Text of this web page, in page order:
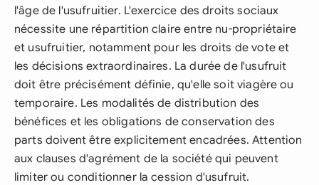
l'âge de l'usufruitier. L'exercice des droits sociaux
nécessite une répartition claire entre nu-propriétaire
et usufruitier, notamment pour les droits de vote et
les décisions extraordinaires. La durée de l'usufruit
doit être précisément définie, qu'elle soit viagère ou
temporaire. Les modalités de distribution des
bénéfices et les obligations de conservation des
parts doivent être explicitement encadrées. Attention
aux clauses d'agrément de la société qui peuvent
limiter ou conditionner la cession d'usufruit.